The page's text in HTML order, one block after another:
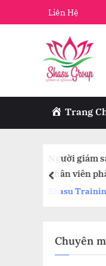
to
Liên Hệ
Trang
prev
Chuyên